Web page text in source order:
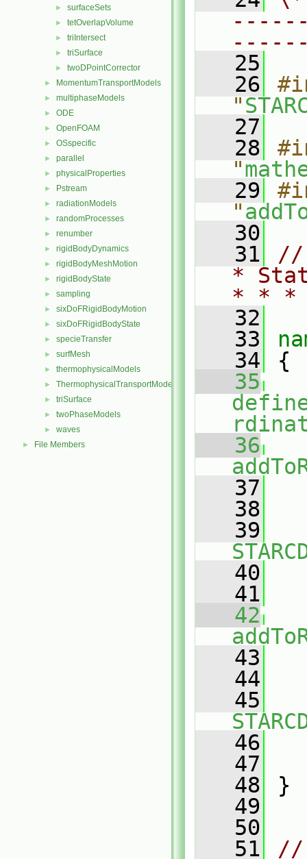
► surfaceSets
► tetOverlapVolume
► triIntersect
► triSurface
► twoDPointCorrector
► MomentumTransportModels
► multiphaseModels
► ODE
► OpenFOAM
► OSspecific
► parallel
► physicalProperties
► Pstream
► radiationModels
► randomProcesses
► renumber
► rigidBodyDynamics
► rigidBodyMeshMotion
► rigidBodyState
► sampling
► sixDoFRigidBodyMotion
► sixDoFRigidBodyState
► specieTransfer
► surfMesh
► thermophysicalModels
► ThermophysicalTransportModels
► triSurface
► twoPhaseModels
► waves
► File Members
   25
   26
"
   27
   28
"
   29
"
   30
   31
//
*
* *
   32
   33
   34
{
   35
   36
   37
   38
   39
   40
   41
   42
   43
   44
   45
   46
   47
   48
}
   49
   50
   51
//